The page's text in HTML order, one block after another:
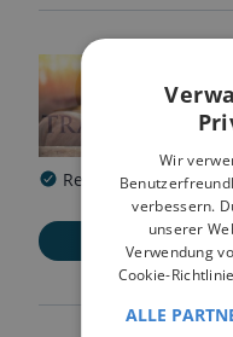
Reitschule
Wir
verbessern.
unserer
Verwendung
Cookie-
ALLE